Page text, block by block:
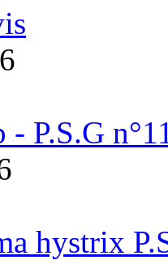
- P.S.G
hystrix